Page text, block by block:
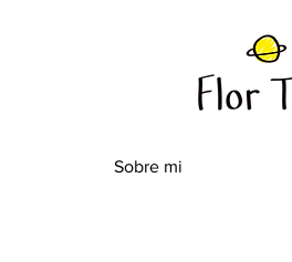
Sobre mi